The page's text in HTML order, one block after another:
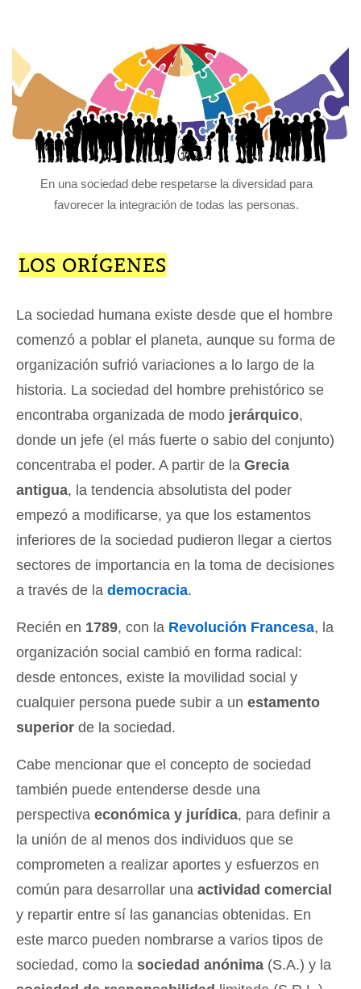
En una sociedad debe respetarse la diversidad para
favorecer la integración de todas las personas.
LOS ORÍGENES
La sociedad humana existe desde que el hombre
comenzó a poblar el planeta, aunque su forma de
organización sufrió variaciones a lo largo de la
historia. La sociedad del hombre prehistórico se
encontraba organizada de modo jerárquico,
donde un jefe (el más fuerte o sabio del conjunto)
concentraba el poder. A partir de la Grecia
antigua, la tendencia absolutista del poder
empezó a modificarse, ya que los estamentos
inferiores de la sociedad pudieron llegar a ciertos
sectores de importancia en la toma de decisiones
a través de la democracia.
Recién en 1789, con la Revolución Francesa, la
organización social cambió en forma radical:
desde entonces, existe la movilidad social y
cualquier persona puede subir a un estamento
superior de la sociedad.
Cabe mencionar que el concepto de sociedad
también puede entenderse desde una
perspectiva económica y jurídica, para definir a
la unión de al menos dos individuos que se
comprometen a realizar aportes y esfuerzos en
común para desarrollar una actividad comercial
y repartir entre sí las ganancias obtenidas. En
este marco pueden nombrarse a varios tipos de
sociedad, como la sociedad anónima (S.A.) y la